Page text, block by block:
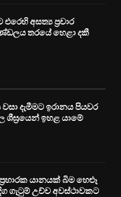
අසත්‍ය ප්‍රචාර
තරයේ හෙළා දකී
දැමීමට ඉරානය පියවර
ඉහළ යාමේ
යානයක් බිම හෙළූ
ගැටුම් උච්ච අවස්ථාවකට